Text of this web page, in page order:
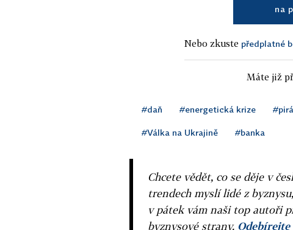
na
Nebo zkuste předplatné
Máte již
#daň #energetická krize
#Válka na Ukrajině #banka
Chcete vědět, co se děje v
trendech myslí lidé z
v pátek vám naši top autoři
byznysové strany. Odebírejte